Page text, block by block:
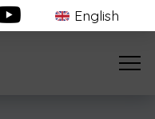
English